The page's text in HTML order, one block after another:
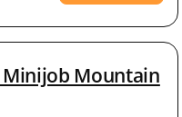
Mountain